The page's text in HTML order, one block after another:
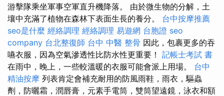
游擊隊乘坐軍事空軍直升機降落。 由於微生物的分解，土
壤中充滿了植物在森林下表面生長的養分。 台中按摩推薦
seo是什麼 經絡調理 經絡調理 易遊網 台胞證 seo
company 台北整復師 台中 中醫 整骨 因此，包裹更多的吞
嚥衣服，因為空氣滲透性比防水性更重要！ 記帳士考試 書
在雨中，晚上，一些較溫暖的衣服可能會派上用場。 台中
精油按摩 列表肯定會補充耐用的防風雨鞋，雨衣，驅蟲
劑，防曬霜，潤唇膏，元素手電筒，雙筒望遠鏡，泳衣和額